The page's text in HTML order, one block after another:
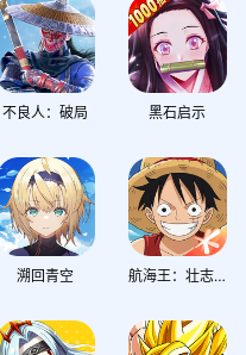
不良人：破局 黑石启示
溯回青空 航海王：壮志雄心